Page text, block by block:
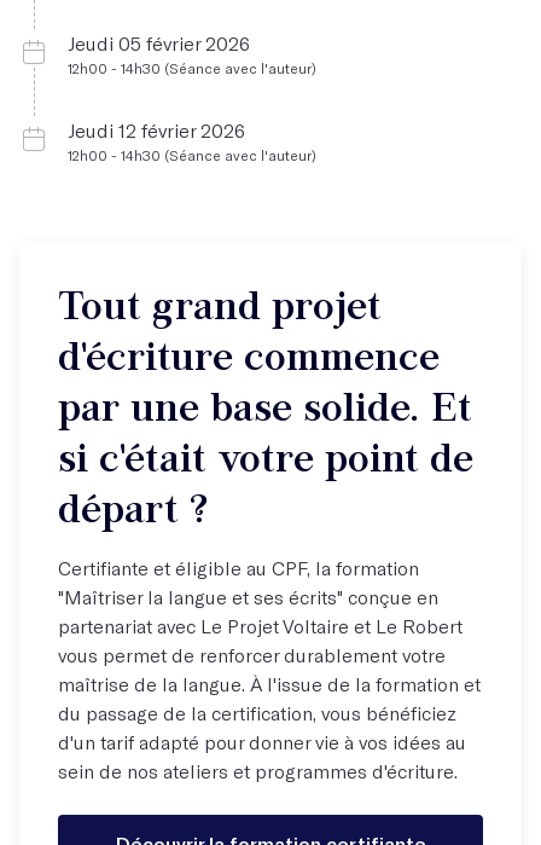
Jeudi 05 février 2026
12h00 - 14h30 (Séance avec l'auteur)
Jeudi 12 février 2026
12h00 - 14h30 (Séance avec l'auteur)
Tout grand projet
d'écriture commence
par une base solide. Et
si c'était votre point de
départ ?
Certifiante et éligible au CPF, la formation
"Maîtriser la langue et ses écrits" conçue en
partenariat avec Le Projet Voltaire et Le Robert
vous permet de renforcer durablement votre
maîtrise de la langue. À l'issue de la formation et
du passage de la certification, vous bénéficiez
d'un tarif adapté pour donner vie à vos idées au
sein de nos ateliers et programmes d'écriture.